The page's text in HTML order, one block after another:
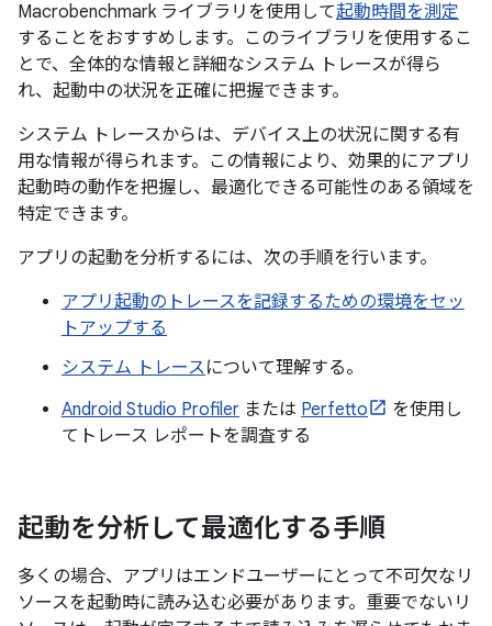
Macrobenchmark ライブラリを使用して起動時間を測定
することをおすすめします。このライブラリを使用するこ
とで、全体的な情報と詳細なシステム トレースが得ら
れ、起動中の状況を正確に把握できます。
システム トレースからは、デバイス上の状況に関する有
用な情報が得られます。この情報により、効果的にアプリ
起動時の動作を把握し、最適化できる可能性のある領域を
特定できます。
アプリの起動を分析するには、次の手順を行います。
アプリ起動のトレースを記録するための環境をセッ
トアップする
システム トレースについて理解する。
Android Studio Profiler または Perfetto
を使用し
てトレース レポートを調査する
起動を分析して最適化する手順
多くの場合、アプリはエンドユーザーにとって不可欠なリ
ソースを起動時に読み込む必要があります。重要でないリ